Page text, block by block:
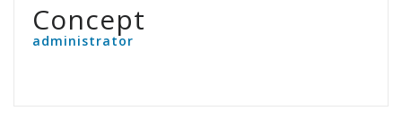
Concept
administrator